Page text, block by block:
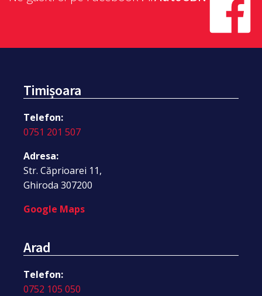
Timișoara
Telefon:
0751 201 507
Adresa:
Str. Căprioarei 11,
Ghiroda 307200
Google Maps
Arad
Telefon:
0752 105 050